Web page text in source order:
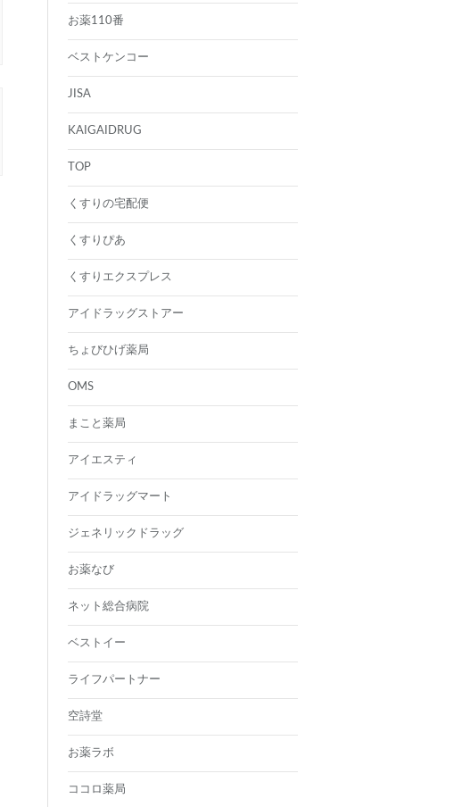
お薬110番
ベストケンコー
JISA
KAIGAIDRUG
TOP
くすりの宅配便
くすりぴあ
くすりエクスプレス
アイドラッグストアー
ちょびひげ薬局
OMS
まこと薬局
アイエスティ
アイドラッグマート
ジェネリックドラッグ
お薬なび
ネット総合病院
ベストイー
ライフパートナー
空詩堂
お薬ラボ
ココロ薬局